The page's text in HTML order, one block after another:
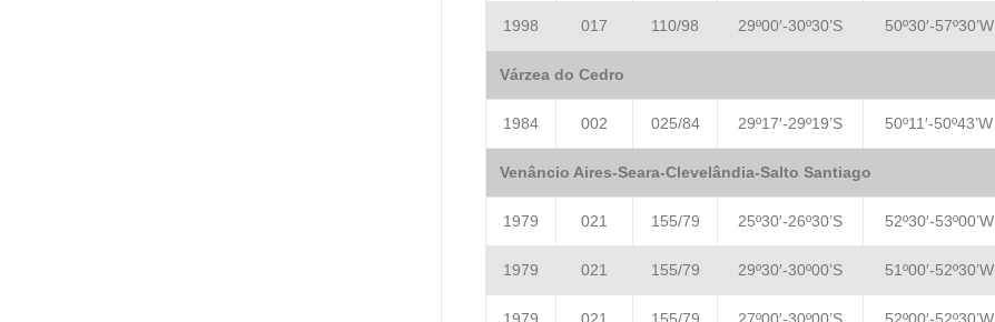
1998 017 110/98 29º00′-30º30’S 50º30′-57º30’W
Várzea do Cedro
1984 002 025/84 29º17′-29º19’S 50º11′-50º43’W
Venâncio Aires-Seara-Clevelândia-Salto Santiago
1979 021 155/79 25º30′-26º30’S 52º30′-53º00’W
1979 021 155/79 29º30′-30º00’S 51º00′-52º30’W